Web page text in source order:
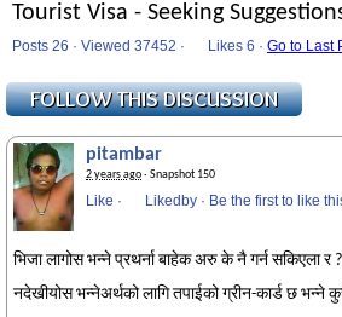
Tourist Visa - Seeking
Posts 26 · Viewed 37452 · Likes 6 · Go to Last
pitambar
2 years ago· Snapshot 150
Like · Likedby · Be the first to like
भिजा लागोस भन्ने प्रथर्ना बाहेक अरु के नै गर्न सकिएला र
नदेखीयोस भन्नेअर्थको लागि तपाईको ग्रीन-कार्ड छ भन्ने